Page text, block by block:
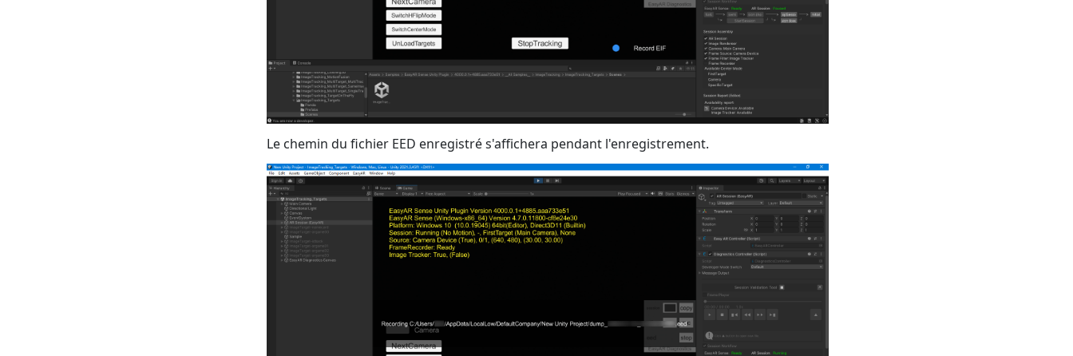
Le chemin du fichier EED enregistré s'affichera pendant l'enregistrement.